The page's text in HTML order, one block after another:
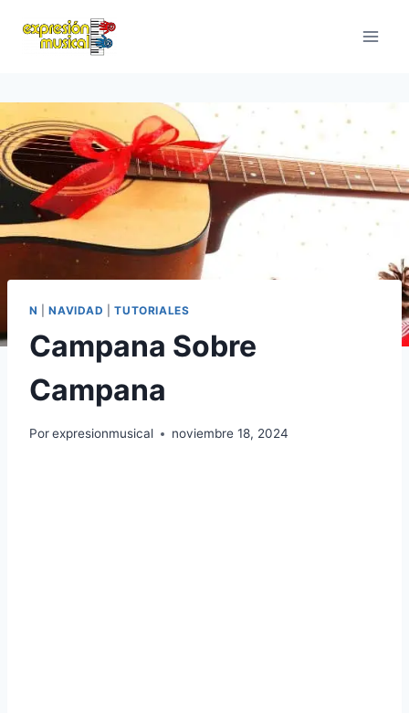
N |NAVIDAD |TUTORIALES
Campana Sobre
Campana
Porexpresionmusical noviembre 18, 2024